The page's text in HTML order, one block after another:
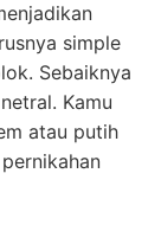
simple
Sebaiknya
Kamu
atau putih